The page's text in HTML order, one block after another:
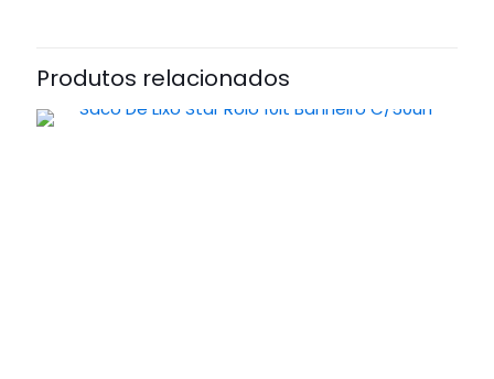
Produtos relacionados